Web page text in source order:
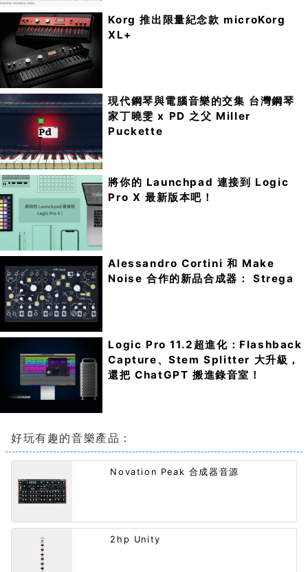
Korg 推出限量紀念款 microKorg
XL+
現代鋼琴與電腦音樂的交集 台灣鋼琴
家丁曉雯 x PD 之父 Miller
Puckette
將你的 Launchpad 連接到 Logic
Pro X 最新版本吧！
Alessandro Cortini 和 Make
Noise 合作的新品合成器： Strega
Logic Pro 11.2超進化：Flashback
Capture、Stem Splitter 大升級，
還把 ChatGPT 搬進錄音室！
好玩有趣的音樂產品：
Novation Peak 合成器音源
2hp Unity